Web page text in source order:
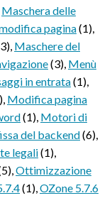
Maschera delle
pagina(1),
, Maschere del
(3), Menù
in entrata(1),
, Modifica pagina
(1), Motori di
del backend(6),
legali(1),
,Ottimizzazione
(1),OZone 5.7.6